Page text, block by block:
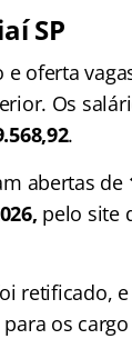
SP
oferta
Os
.
abertas de
pelo site
retificado,
os